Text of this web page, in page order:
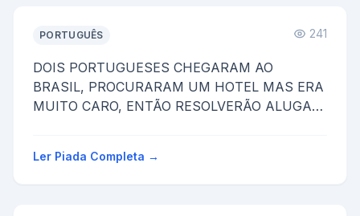
PORTUGUÊS 241
DOIS PORTUGUESES CHEGARAM AO
BRASIL, PROCURARAM UM HOTEL MAS ERA
MUITO CARO, ENTÃO RESOLVERÃO ALUGAR
Ler Piada Completa →